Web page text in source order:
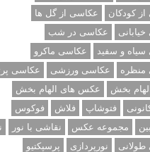
کودکان
عکاسی از گل ها
عکاسی در شب
و سفید
عکاسی ماکرو
منظره
عکاسی ورزشی
عکاسی
بخش
عکس های الهام بخش
فتوشاپ فلاش
فوکوس
مجموعه عکس نقاشی با نور
طولانی
نورپردازی
پرسپکتیو